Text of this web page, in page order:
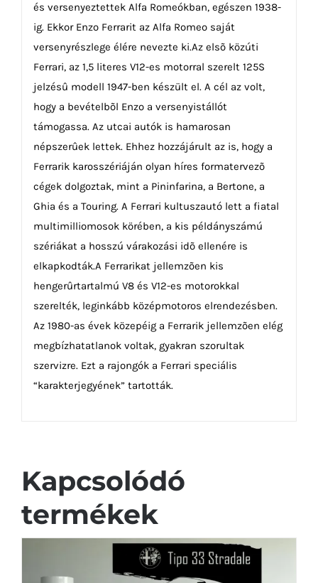
és versenyeztettek Alfa Romeókban, egészen 1938-
ig. Ekkor Enzo Ferrarit az Alfa Romeo saját
versenyrészlege élére nevezte ki.Az elsõ közúti
Ferrari, az 1,5 literes V12-es motorral szerelt 125S
jelzésû modell 1947-ben készült el. A cél az volt,
hogy a bevételbõl Enzo a versenyistállót
támogassa. Az utcai autók is hamarosan
népszerûek lettek. Ehhez hozzájárult az is, hogy a
Ferrarik karosszériáján olyan híres formatervezõ
cégek dolgoztak, mint a Pininfarina, a Bertone, a
Ghia és a Touring. A Ferrari kultuszautó lett a fiatal
multimilliomosok körében, a kis példányszámú
szériákat a hosszú várakozási idõ ellenére is
elkapkodták.A Ferrarikat jellemzõen kis
hengerûrtartalmú V8 és V12-es motorokkal
szerelték, leginkább középmotoros elrendezésben.
Az 1980-as évek közepéig a Ferrarik jellemzõen elég
megbízhatatlanok voltak, gyakran szorultak
szervizre. Ezt a rajongók a Ferrari speciális
“karakterjegyének” tartották.
Kapcsolódó
termékek